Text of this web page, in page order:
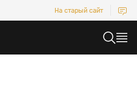
На старый сайт